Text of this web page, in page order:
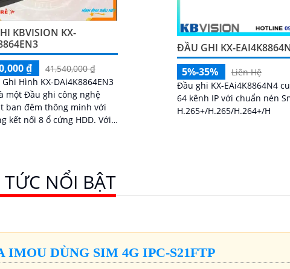
KBVISION KX-
₫
41,540,000 ₫
Hình KX-DAi4K8864EN3
một Đầu ghi công nghệ
ban đêm thông minh với
kết nối 8 ổ cứng HDD. Với
ĐẦU GHI KX-
5%-35%
Liên Hệ
Đầu ghi KX-EAi4K8864N4
64 kênh IP với chuẩn nén
H.265+/H.265/H.264+/H
NỔI BẬT
IMOU DÙNG SIM 4G IPC-S21FTP